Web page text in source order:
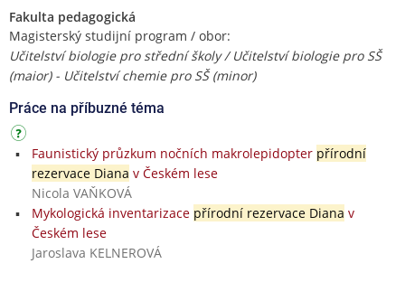
Fakulta pedagogická
Magisterský studijní program / obor:
Učitelství biologie pro střední školy / Učitelství biologie pro SŠ
(maior) - Učitelství chemie pro SŠ (minor)
Práce na příbuzné téma
Faunistický průzkum nočních makrolepidopter přírodní
rezervace Diana v Českém lese
Nicola VAŇKOVÁ
Mykologická inventarizace přírodní rezervace Diana v
Českém lese
Jaroslava KELNEROVÁ